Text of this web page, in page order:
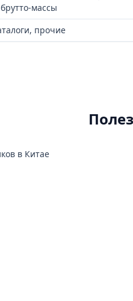
массы
прочие
в Китае